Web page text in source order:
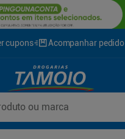
cupons Acompanhar pedido
ou marca